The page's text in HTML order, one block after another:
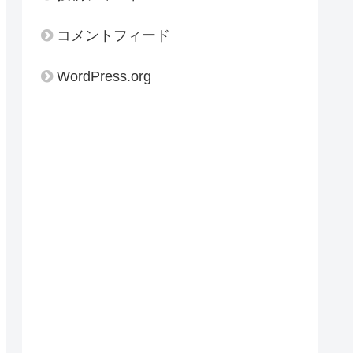
コメントフィード
WordPress.org